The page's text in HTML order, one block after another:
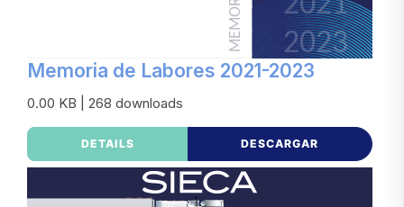
Memoria de Labores 2021-2023
0.00 KB | 268 downloads
DETAILS DESCARGAR